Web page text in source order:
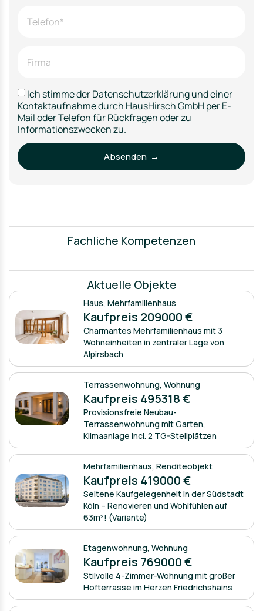
Ich stimme der Datenschutzerklärung und einer
Kontaktaufnahme durch HausHirsch GmbH per E-
Mail oder Telefon für Rückfragen oder zu
Informationszwecken zu.
Absenden →
Fachliche Kompetenzen
Aktuelle Objekte
Haus,Mehrfamilienhaus
Kaufpreis 209000 €
Charmantes Mehrfamilienhaus mit 3
Wohneinheiten in zentraler Lage von
Alpirsbach
Terrassenwohnung,Wohnung
Kaufpreis 495318 €
Provisionsfreie Neubau-
Terrassenwohnung mit Garten,
Klimaanlage incl. 2 TG-Stellplätzen
Mehrfamilienhaus,Renditeobjekt
Kaufpreis 419000 €
Seltene Kaufgelegenheit in der Südstadt
Köln – Renovieren und Wohlfühlen auf
63m²! (Variante)
Etagenwohnung,Wohnung
Kaufpreis 769000 €
Stilvolle 4-Zimmer-Wohnung mit großer
Hofterrasse im Herzen Friedrichshains